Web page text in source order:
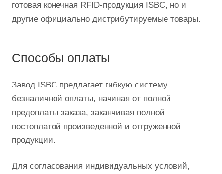
готовая конечная RFID-продукция ISBC, но и
другие официально дистрибутируемые товары.
Способы оплаты
Завод ISBC предлагает гибкую систему
безналичной оплаты, начиная от полной
предоплаты заказа, заканчивая полной
постоплатой произведенной и отгруженной
продукции.
Для согласования индивидуальных условий,